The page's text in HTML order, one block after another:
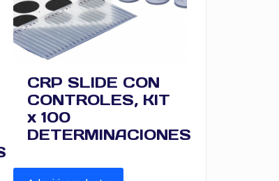
CRP SLIDE CON
CONTROLES, KIT
x 100
DETERMINACIONES